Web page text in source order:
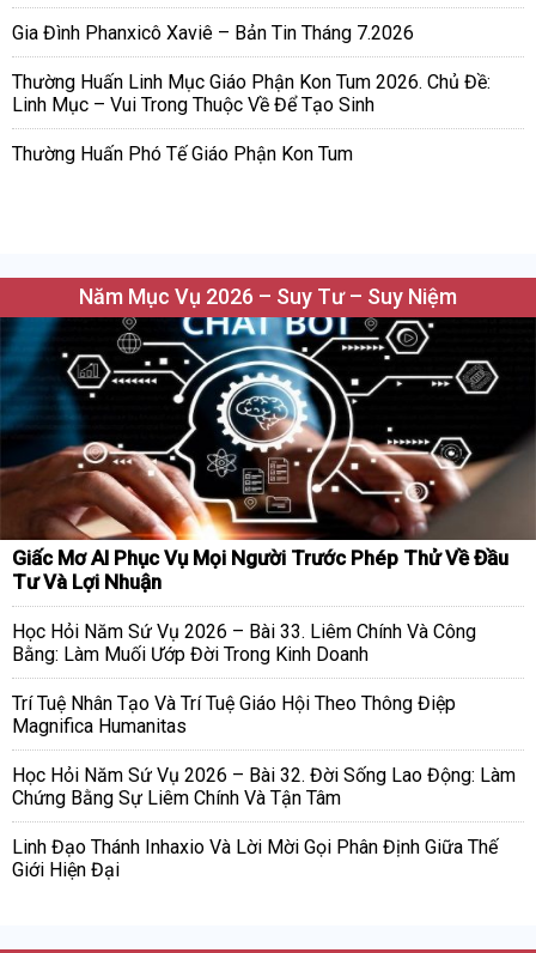
Gia Đình Phanxicô Xaviê – Bản Tin Tháng 7.2026
Thường Huấn Linh Mục Giáo Phận Kon Tum 2026. Chủ Đề:
Linh Mục – Vui Trong Thuộc Về Để Tạo Sinh
Thường Huấn Phó Tế Giáo Phận Kon Tum
Năm Mục Vụ 2026 – Suy Tư – Suy Niệm
Giấc Mơ AI Phục Vụ Mọi Người Trước Phép Thử Về Đầu
Tư Và Lợi Nhuận
Học Hỏi Năm Sứ Vụ 2026 – Bài 33. Liêm Chính Và Công
Bằng: Làm Muối Ướp Đời Trong Kinh Doanh
Trí Tuệ Nhân Tạo Và Trí Tuệ Giáo Hội Theo Thông Điệp
Magnifica Humanitas
Học Hỏi Năm Sứ Vụ 2026 – Bài 32. Đời Sống Lao Động: Làm
Chứng Bằng Sự Liêm Chính Và Tận Tâm
Linh Đạo Thánh Inhaxio Và Lời Mời Gọi Phân Định Giữa Thế
Giới Hiện Đại